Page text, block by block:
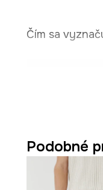
Čím sa
Klasický pás
prirodzenej
Podobné